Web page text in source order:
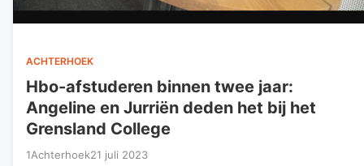
ACHTERHOEK
Hbo-afstuderen binnen twee jaar:
Angeline en Jurriën deden het bij het
Grensland College
1Achterhoek21 juli 2023